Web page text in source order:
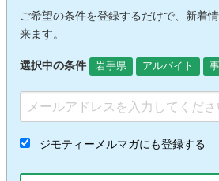
ご希望の条件を登録するだけで、新着
来ます。
選択中の条件 岩手県 アルバイト
ジモティーメルマガにも登録する